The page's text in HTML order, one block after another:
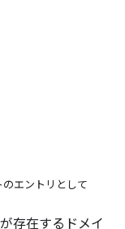
エントリとして
存在するドメイ